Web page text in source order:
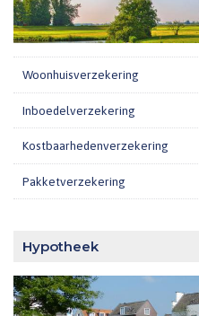
Woonhuisverzekering
Inboedelverzekering
Kostbaarhedenverzekering
Pakketverzekering
Hypotheek